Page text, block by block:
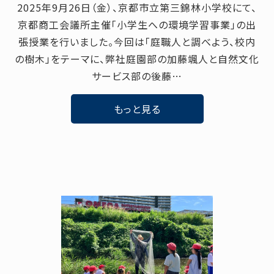
2025年9月26日（金）、京都市立第三錦林小学校にて、
京都商工会議所主催「小学生への環境学習事業」の出
張授業を行いました。今回は「庭職人と調べよう、校内
の樹木」をテーマに、弊社庭園部の加藤颯人と自然文化
サービス部の後藤…
もっと見る